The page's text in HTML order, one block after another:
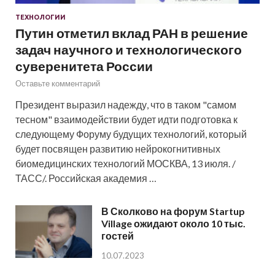
ТЕХНОЛОГИИ
Путин отметил вклад РАН в решение
задач научного и технологического
суверенитета России
Оставьте комментарий
Президент выразил надежду, что в таком "самом
тесном" взаимодействии будет идти подготовка к
следующему Форуму будущих технологий, который
будет посвящен развитию нейрокогнитивных
биомедицинских технологий МОСКВА, 13 июля. /
ТАСС/. Российская академия …
В Сколково на форум Startup
Village ожидают около 10 тыс.
гостей
10.07.2023